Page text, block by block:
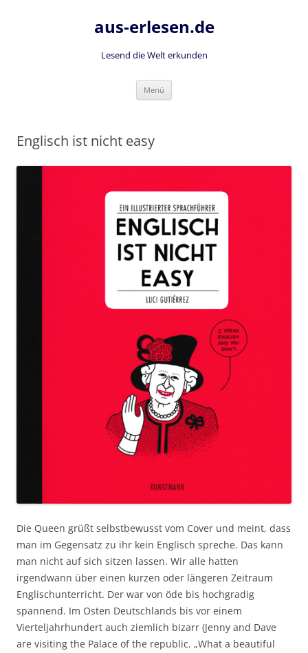
aus-erlesen.de
Lesend die Welt erkunden
Menü
Englisch ist nicht easy
Die Queen grüßt selbstbewusst vom Cover und meint, dass
man im Gegensatz zu ihr kein Englisch spreche. Das kann
man nicht auf sich sitzen lassen. Wir alle hatten
irgendwann über einen kurzen oder längeren Zeitraum
Englischunterricht. Der war von öde bis hochgradig
spannend. Im Osten Deutschlands bis vor einem
Vierteljahrhundert auch ziemlich bizarr (Jenny and Dave
are visiting the Palace of the republic. „What a beautiful